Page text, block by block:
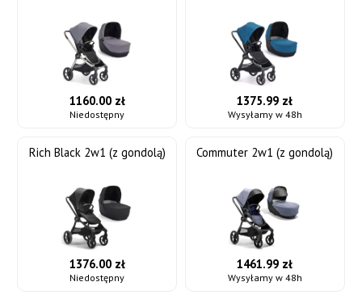
1160.00 zł
Niedostępny
1375.99 zł
Wysyłamy w 48h
Rich Black 2w1 (z gondolą)
1376.00 zł
Niedostępny
Commuter 2w1 (z gondolą)
1461.99 zł
Wysyłamy w 48h